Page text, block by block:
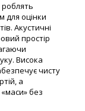
для оцінки
Акустичні
простір
Висока
чисту
а
без